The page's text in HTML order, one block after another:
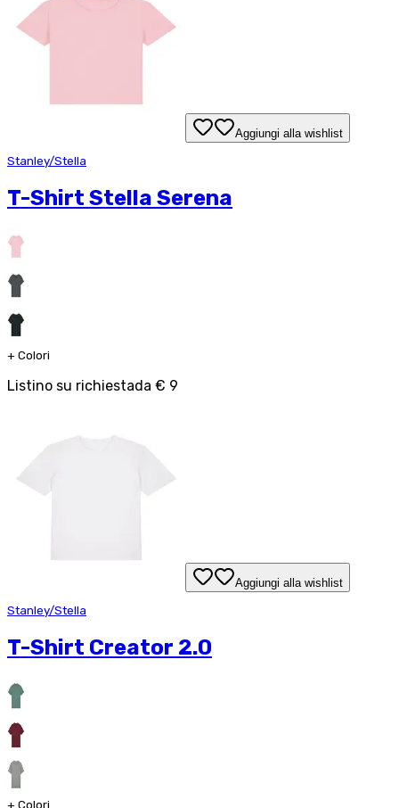
Aggiungi alla wishlist
Stanley/Stella
T-Shirt Stella Serena
+ Colori
Listino su richiestada € 9
Aggiungi alla wishlist
Stanley/Stella
T-Shirt Creator 2.0
+ Colori